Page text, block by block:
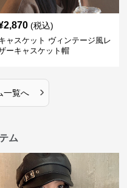
2,870 (税込)
ャスケット ヴィンテージ風レ
ーキャスケット帽
一覧へ ›
ム